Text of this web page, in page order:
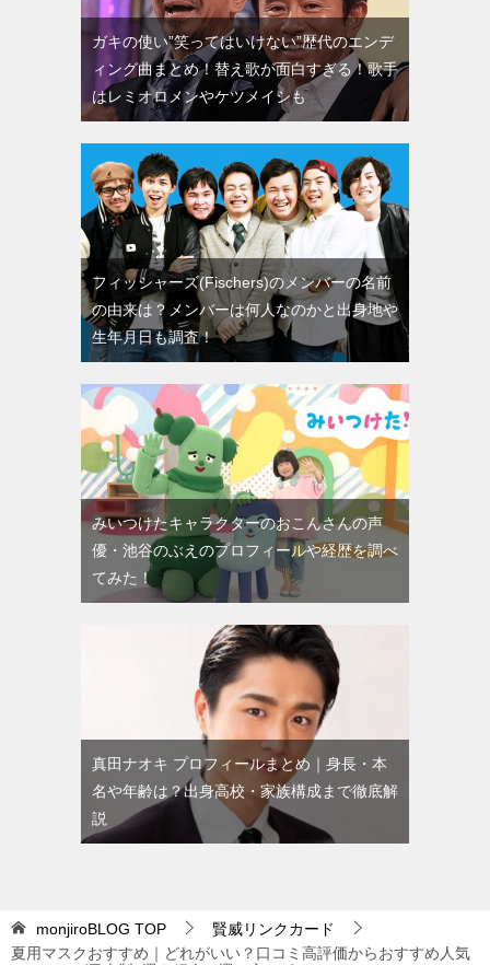
ガキの使い”笑ってはいけない”歴代のエンデ
ィング曲まとめ！替え歌が面白すぎる！歌手
はレミオロメンやケツメイシも
フィッシャーズ(Fischers)のメンバーの名前
の由来は？メンバーは何人なのかと出身地や
生年月日も調査！
みいつけたキャラクターのおこんさんの声
優・池谷のぶえのプロフィールや経歴を調べ
てみた！
真田ナオキ プロフィールまとめ｜身長・本
名や年齢は？出身高校・家族構成まで徹底解
説
monjiroBLOG TOP
賢威リンクカード
夏用マスクおすすめ｜どれがいい？口コミ高評価からおすすめ人気